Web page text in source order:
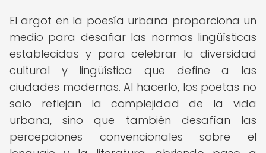
El argot en la poesía urbana proporciona un
medio para desafiar las normas lingüísticas
establecidas y para celebrar la diversidad
cultural y lingüística que define a las
ciudades modernas. Al hacerlo, los poetas no
solo reflejan la complejidad de la vida
urbana, sino que también desafían las
percepciones convencionales sobre el